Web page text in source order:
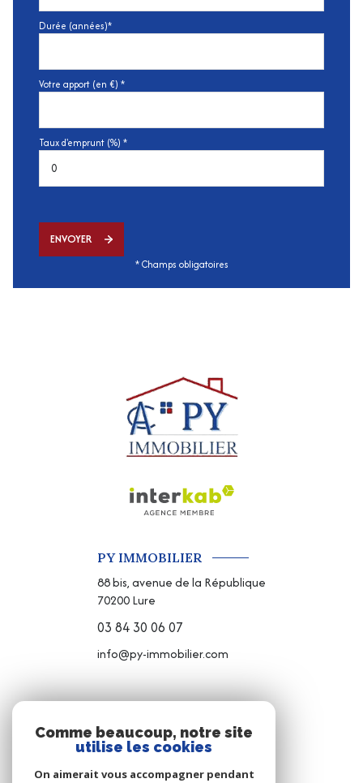
Durée (années)*
Votre apport (en €) *
Taux d'emprunt (%) *
ENVOYER
* Champs obligatoires
PY IMMOBILIER
88 bis, avenue de la République
70200Lure
03 84 30 06 07
info@py-immobilier.com
NOUS SUIVRE
Comme beaucoup, notre site
utilise les cookies
On aimerait vous accompagner pendant